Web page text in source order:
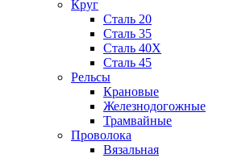
Круг
Сталь 20
Сталь 35
Сталь 40Х
Сталь 45
Рельсы
Крановые
Железнодогожные
Трамвайные
Проволока
Вязальная